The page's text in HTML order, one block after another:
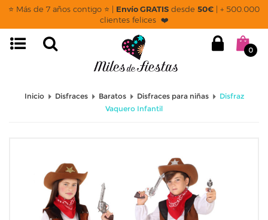
⭐ Más de 7 años contigo ⭐ | Envío GRATIS desde 50€ | + 500.000
clientes felices ❤️
0
Inicio Disfraces Baratos Disfraces para niñas
Disfraz
Vaquero Infantil